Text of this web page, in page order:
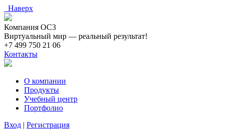
Наверх
Компания ОС3
Виртуальный мир — реальный результат!
+7 499 750 21 06
Контакты
О компании
Продукты
Учебный центр
Портфолио
Вход | Регистрация